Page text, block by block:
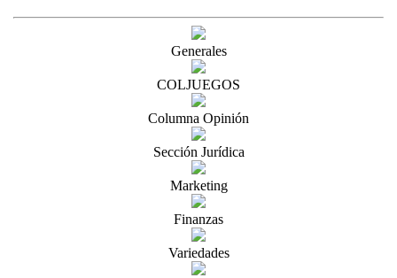
Generales
COLJUEGOS
Columna Opinión
Sección Jurídica
Marketing
Finanzas
Variedades